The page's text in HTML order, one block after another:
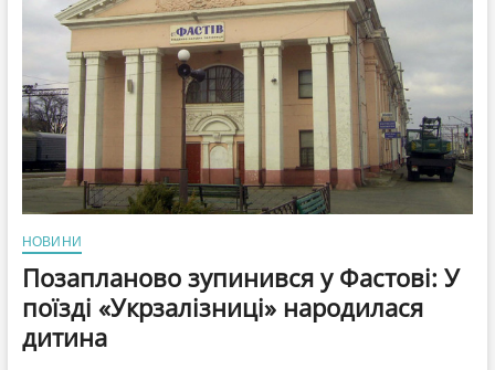
НОВИНИ
Позапланово зупинився у Фастові: У
поїзді «Укрзалізниці» народилася
дитина